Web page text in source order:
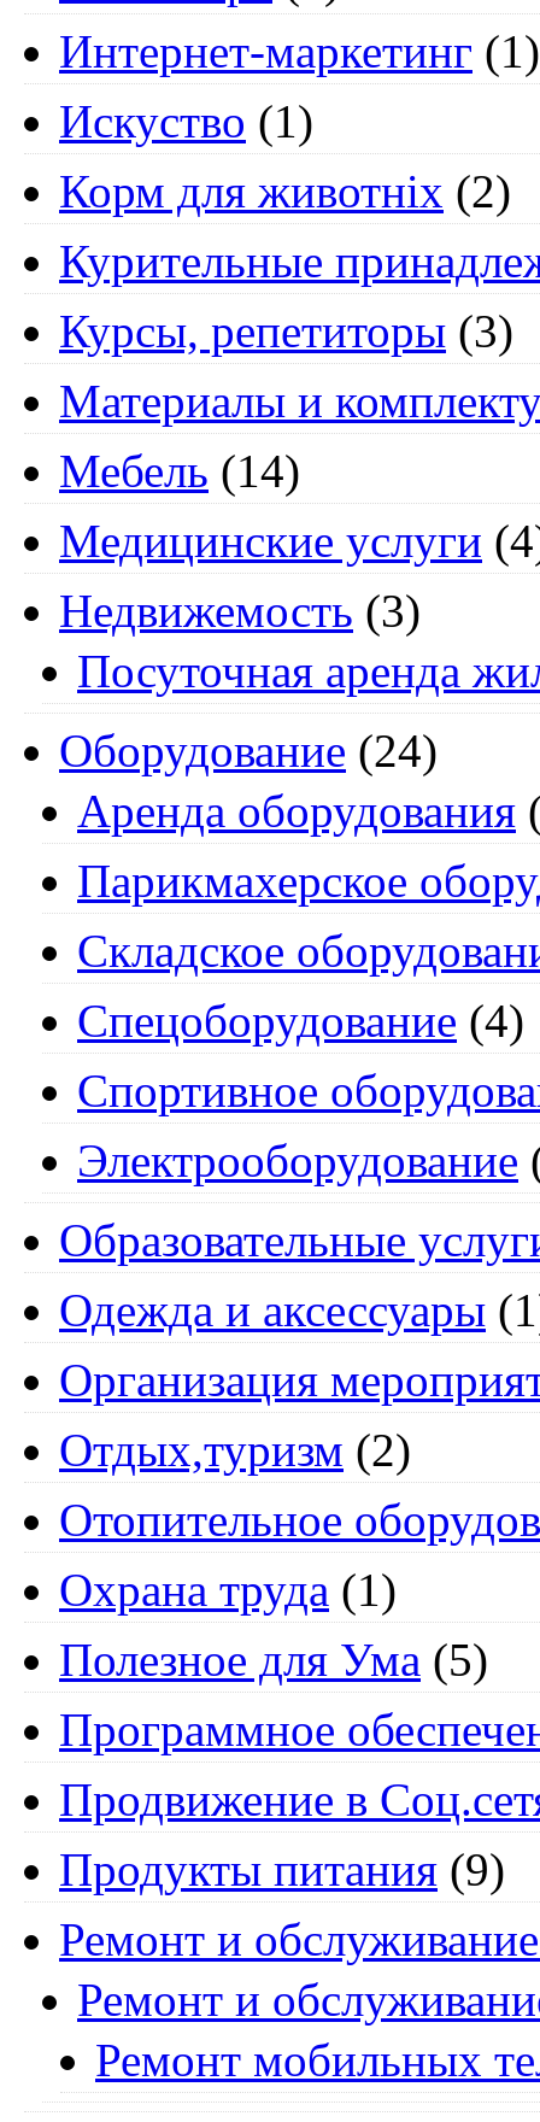
Интернет-маркетинг (1)
Искуство (1)
Корм для животніх (2)
Курительные
Курсы, репетиторы (3)
Материалы и
Мебель (14)
Медицинские услуги
Недвижемость (3)
Посуточная аренда
Оборудование (24)
Аренда оборудования
Парикмахерское
Складское
Спецоборудование (4)
Спортивное
Электрооборудование
Образовательные
Одежда и аксессуары
Организация
Отдых,туризм (2)
Отопительное
Охрана труда (1)
Полезное для Ума (5)
Программное
Продвижение в
Продукты питания (9)
Ремонт и
Ремонт и
Ремонт мобильных